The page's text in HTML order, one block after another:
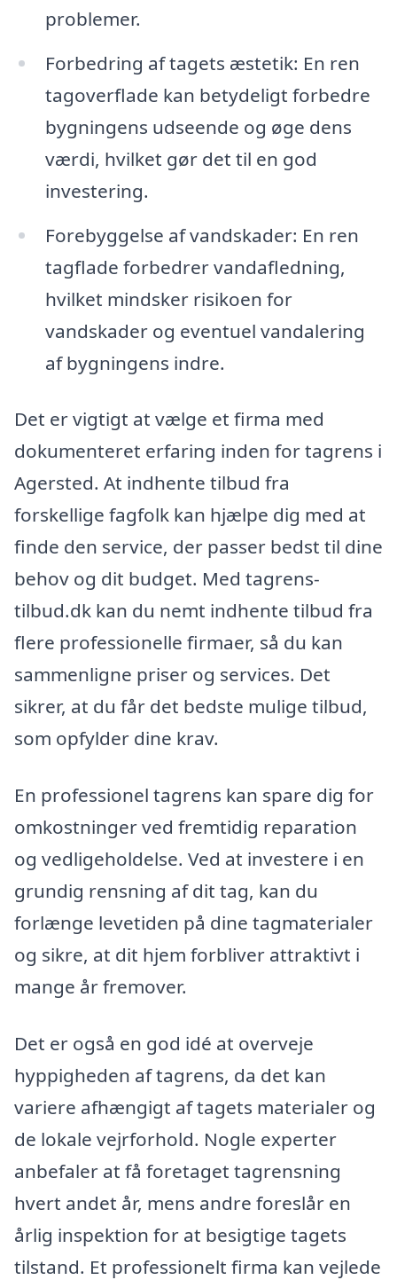
problemer.
Forbedring af tagets æstetik: En ren
tagoverflade kan betydeligt forbedre
bygningens udseende og øge dens
værdi, hvilket gør det til en god
investering.
Forebyggelse af vandskader: En ren
tagflade forbedrer vandafledning,
hvilket mindsker risikoen for
vandskader og eventuel vandalering
af bygningens indre.
Det er vigtigt at vælge et firma med
dokumenteret erfaring inden for tagrens i
Agersted. At indhente tilbud fra
forskellige fagfolk kan hjælpe dig med at
finde den service, der passer bedst til dine
behov og dit budget. Med tagrens-
tilbud.dk kan du nemt indhente tilbud fra
flere professionelle firmaer, så du kan
sammenligne priser og services. Det
sikrer, at du får det bedste mulige tilbud,
som opfylder dine krav.
En professionel tagrens kan spare dig for
omkostninger ved fremtidig reparation
og vedligeholdelse. Ved at investere i en
grundig rensning af dit tag, kan du
forlænge levetiden på dine tagmaterialer
og sikre, at dit hjem forbliver attraktivt i
mange år fremover.
Det er også en god idé at overveje
hyppigheden af tagrens, da det kan
variere afhængigt af tagets materialer og
de lokale vejrforhold. Nogle experter
anbefaler at få foretaget tagrensning
hvert andet år, mens andre foreslår en
årlig inspektion for at besigtige tagets
tilstand. Et professionelt firma kan vejlede